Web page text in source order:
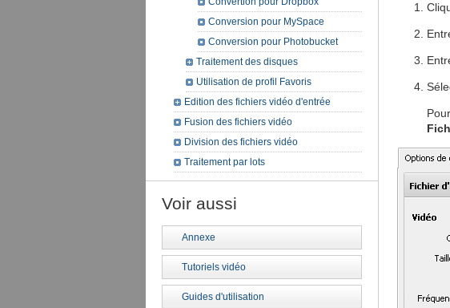
Conversion pour MySpace
Conversion pour Photobucket
Traitement des disques
Utilisation de profil Favoris
Edition des fichiers vidéo d'entrée
Fusion des fichiers vidéo
Division des fichiers vidéo
Traitement par lots
Voir aussi
Annexe
Tutoriels vidéo
Guides d'utilisation